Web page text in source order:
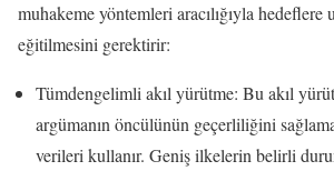
muhakeme yöntemleri aracılığıyla hedeflere
eğitilmesini gerektirir:
Tümdengelimli akıl yürütme: Bu akıl
argümanın öncülünün geçerliliğini
verileri kullanır. Geniş ilkelerin belirli